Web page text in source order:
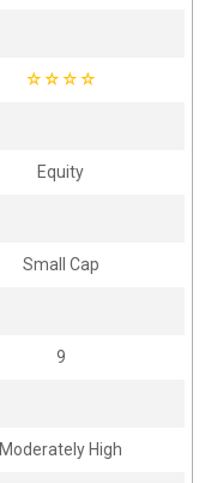
☆☆☆☆
Equity
Small Cap
9
Moderately High